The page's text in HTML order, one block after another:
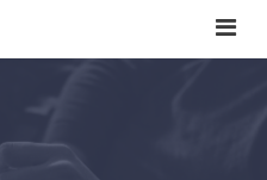
in de buurt?